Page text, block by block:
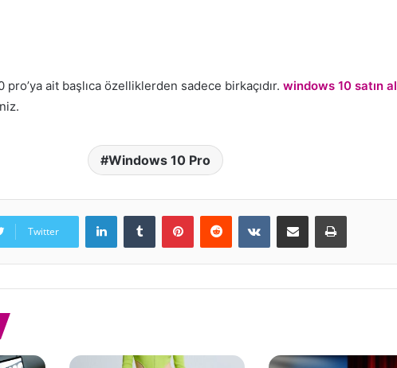
ait başlıca özelliklerden sadece birkaçıdır. windows 10 satın al
Windows 10 Pro
Twitter
LinkedInTumblr PinterestReddit VKontakteE-Posta ile paylaş Yazdır